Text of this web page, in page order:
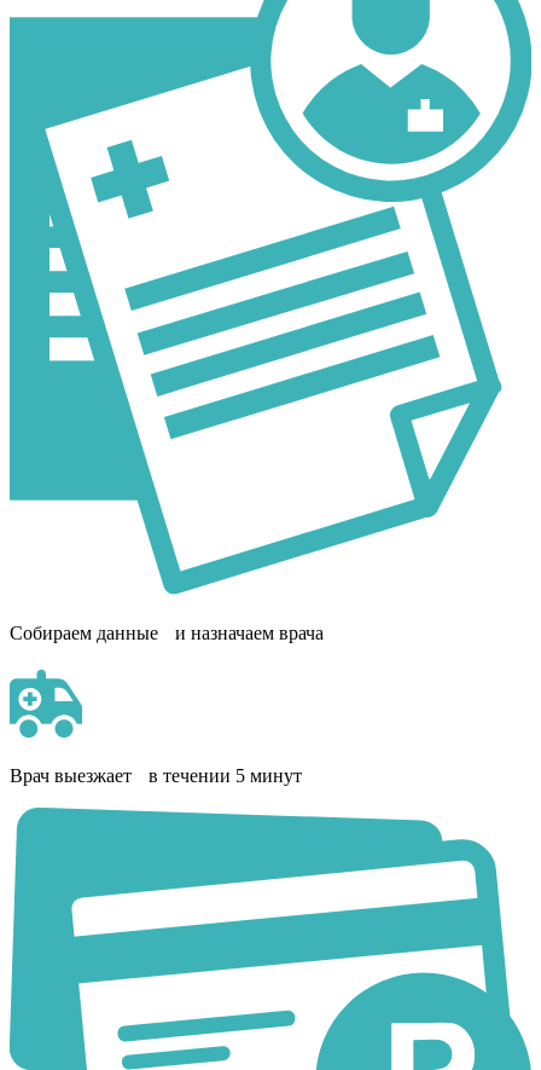
Собираем данные и назначаем врача
Врач выезжает в течении 5 минут